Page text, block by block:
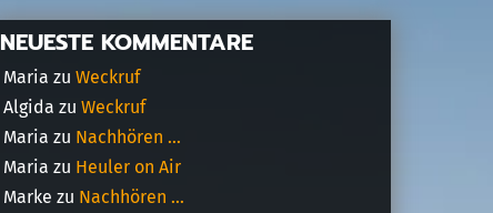
NEUESTE KOMMENTARE
Maria zu Weckruf
Algida zu Weckruf
Maria zu Nachhören …
Maria zu Heuler on Air
Marke zu Nachhören …